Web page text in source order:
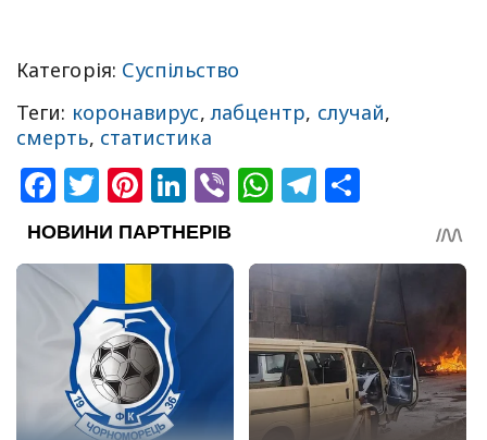
Категорія: Суспільство
Теги: коронавирус,лабцентр, случай,
смерть, статистика
Facebook
Twitter
Pinterest
LinkedIn
ViberWhatsApp
Telegram